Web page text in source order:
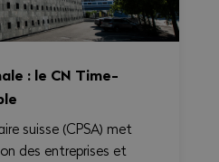
: le CN Time-
suisse (CPSA) met
des entreprises et